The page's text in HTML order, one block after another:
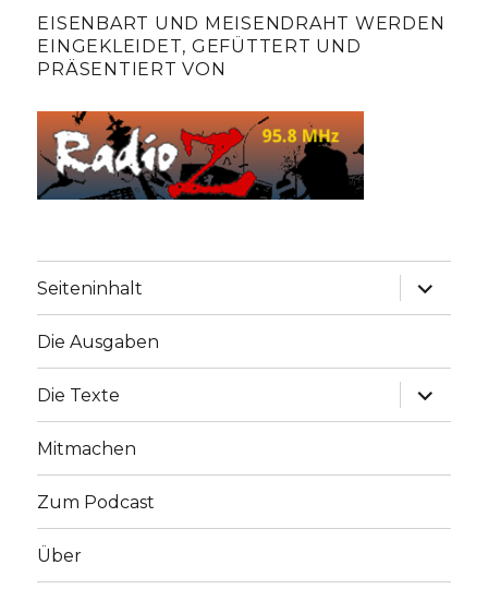
EISENBART UND MEISENDRAHT WERDEN
EINGEKLEIDET, GEFÜTTERT UND
PRÄSENTIERT VON
Seiteninhalt
Die Ausgaben
Die Texte
Mitmachen
Zum Podcast
Über